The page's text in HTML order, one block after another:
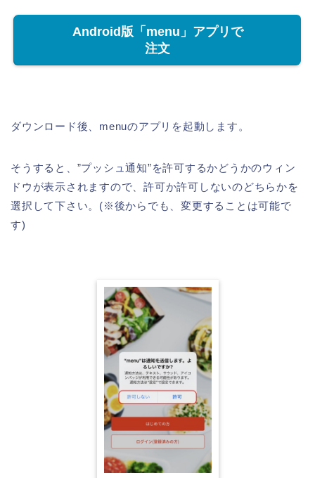
Android版「menu」アプリで
注文
ダウンロード後、menuのアプリを起動します。
そうすると、”プッシュ通知”を許可するかどうかのウィン
ドウが表示されますので、許可か許可しないのどちらかを
選択して下さい。(※後からでも、変更することは可能で
す)